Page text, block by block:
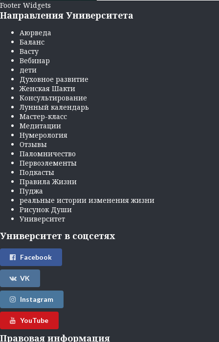
Footer Widgets
Направления Университета
Аюрведа
Баланс
Васту
Вебинар
дети
Духовное развитие
Женская Шакти
Консультирование
Лунный календарь
Мастер-класс
Медитации
Нумерология
Отзывы
Паломничество
Первоэлементы
Подкасты
Правила Жизни
Пуджа
реальные истории изменения жизни
Рисунок Души
Университет
Университет в соцсетях
Facebook
VK
Instagram
YouTube
Правовая информация